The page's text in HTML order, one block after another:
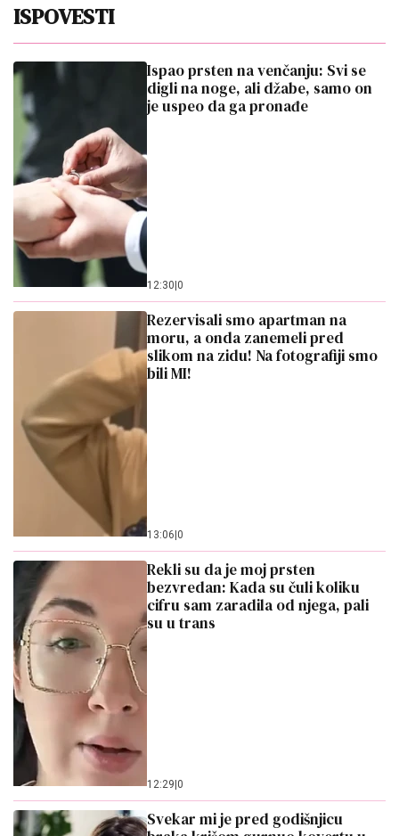
ISPOVESTI
Ispao prsten na venčanju: Svi se
digli na noge, ali džabe, samo on
je uspeo da ga pronađe
12:30|0
Rezervisali smo apartman na
moru, a onda zanemeli pred
slikom na zidu! Na fotografiji smo
bili MI!
13:06|0
Rekli su da je moj prsten
bezvredan: Kada su čuli koliku
cifru sam zaradila od njega, pali
su u trans
12:29|0
Svekar mi je pred godišnjicu